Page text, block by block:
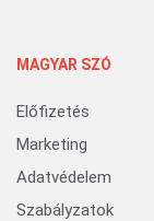
MAGYAR SZÓ
Előfizetés
Marketing
Adatvédelem
Szabályzatok